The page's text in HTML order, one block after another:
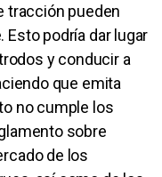
tracción pueden
podría dar lugar
y conducir a
que emita
no cumple los
sobre
de los